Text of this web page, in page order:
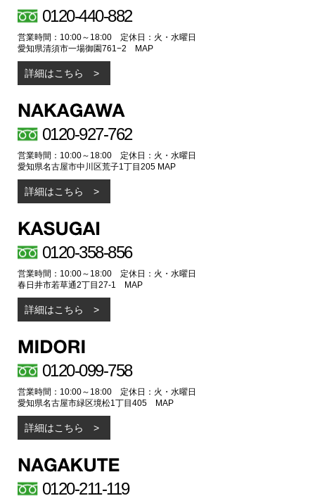
0120-440-882
営業時間：10:00～18:00 定休日：火・水曜日
愛知県清須市一場御園761−2
MAP
詳細はこちら
0120-927-762
営業時間：10:00～18:00 定休日：火・水曜日
愛知県名古屋市中川区荒子1丁目205 MAP
詳細はこちら
0120-358-856
営業時間：10:00～18:00 定休日：火・水曜日
春日井市若草通2丁目27-1
MAP
詳細はこちら
0120-099-758
営業時間：10:00～18:00 定休日：火・水曜日
愛知県名古屋市緑区境松1丁目405
MAP
詳細はこちら
0120-211-119